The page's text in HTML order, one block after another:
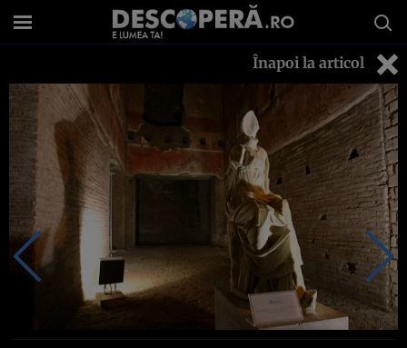
Înapoi la articol